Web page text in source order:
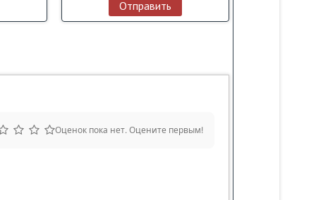
Отправить
Оценок пока нет. Оцените первым!